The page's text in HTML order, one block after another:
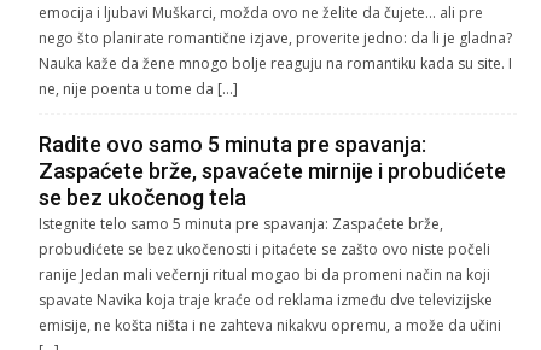
emocija i ljubavi Muškarci, možda ovo ne želite da čujete… ali pre
nego što planirate romantične izjave, proverite jedno: da li je gladna?
Nauka kaže da žene mnogo bolje reaguju na romantiku kada su site. I
ne, nije poenta u tome da […]
Radite ovo samo 5 minuta pre spavanja:
Zaspaćete brže, spavaćete mirnije i probudićete
se bez ukočenog tela
Istegnite telo samo 5 minuta pre spavanja: Zaspaćete brže,
probudićete se bez ukočenosti i pitaćete se zašto ovo niste počeli
ranije Jedan mali večernji ritual mogao bi da promeni način na koji
spavate Navika koja traje kraće od reklama između dve televizijske
emisije, ne košta ništa i ne zahteva nikakvu opremu, a može da učini